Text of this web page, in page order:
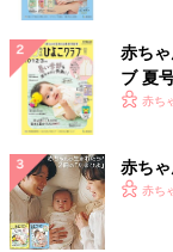
赤ち
ブ 夏
く！赤ち
赤ち
赤ち